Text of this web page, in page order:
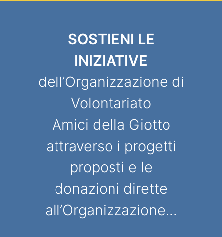
SOSTIENI LE
INIZIATIVE
dell’Organizzazione di
Volontariato
Amici della Giotto
attraverso i progetti
proposti e le
donazioni dirette
all’Organizzazione...